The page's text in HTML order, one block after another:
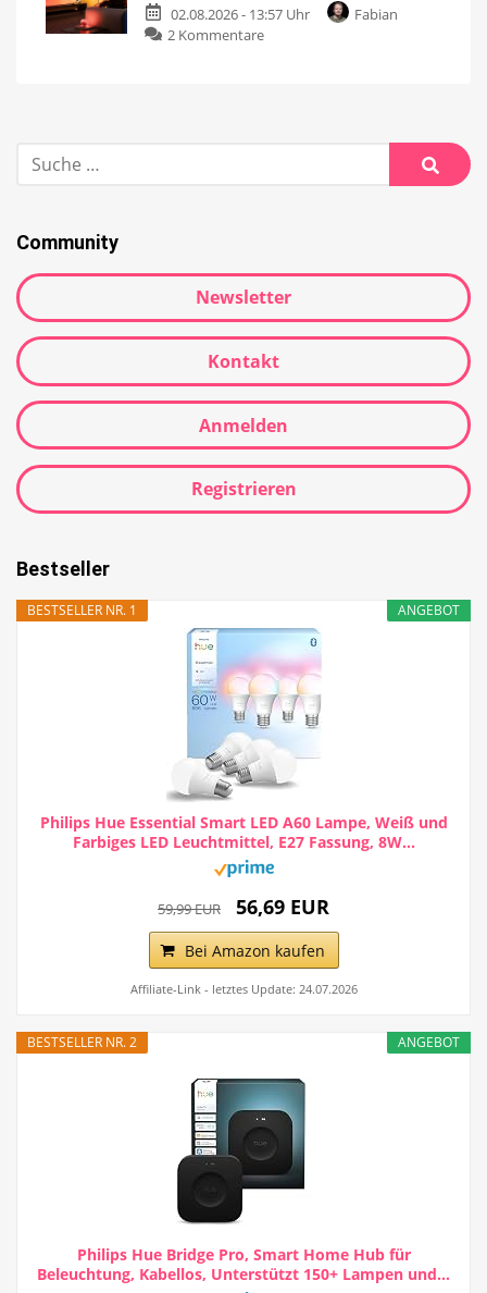
02.08.2026 - 13:57 Uhr
Fabian
2 Kommentare
Community
Newsletter
Kontakt
Anmelden
Registrieren
Bestseller
ANGEBOT
BESTSELLER NR. 1
Philips Hue Essential Smart LED A60 Lampe, Weiß und
Farbiges LED Leuchtmittel, E27 Fassung, 8W...
59,99 EUR 56,69 EUR
Bei Amazon kaufen
Affiliate-Link - letztes Update: 24.07.2026
ANGEBOT
BESTSELLER NR. 2
Philips Hue Bridge Pro, Smart Home Hub für
Beleuchtung, Kabellos, Unterstützt 150+ Lampen und...